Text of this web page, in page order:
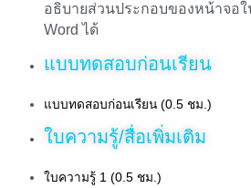
อธิบายส่วนประกอบของหน้าจอใ
Word ได้
แบบทดสอบก่อนเรียน
แบบทดสอบก่อนเรียน (0.5 ชม.)
ใบความรู้/สื่อเพิ่มเติม
ใบความรู้ 1 (0.5 ชม.)